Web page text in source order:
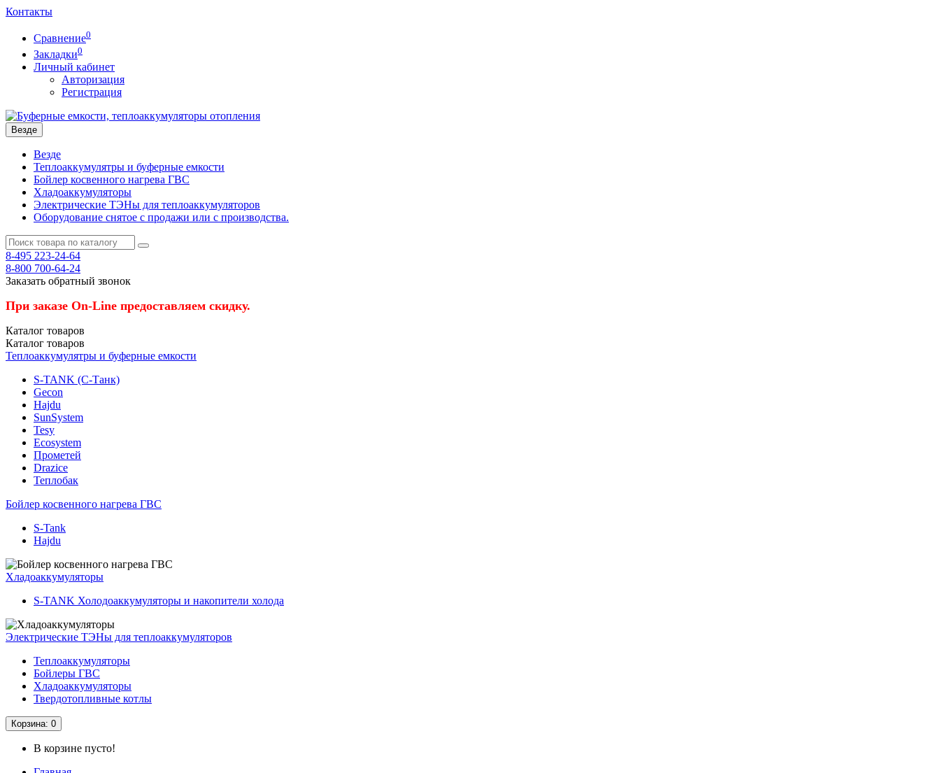
Контакты
Сравнение0
Закладки0
Личный кабинет
Авторизация
Регистрация
Везде
Везде
Теплоаккумулятры и буферные емкости
Бойлер косвенного нагрева ГВС
Хладоаккумуляторы
Электрические ТЭНы для теплоаккумуляторов
Оборудование снятое с продажи или с производства.
8-495 223-24-64
8-800 700-64-24
Заказать обратный звонок
При заказе On-Line предоставляем скидку.
Каталог товаров
Каталог товаров
Теплоаккумулятры и буферные емкости
S-TANK (С-Танк)
Gecon
Hajdu
SunSystem
Tesy
Ecosystem
Прометей
Drazice
Теплобак
Бойлер косвенного нагрева ГВС
S-Tank
Hajdu
Хладоаккумуляторы
S-TANK Холодоаккумуляторы и накопители холода
Электрические ТЭНы для теплоаккумуляторов
Теплоаккумуляторы
Бойлеры ГВС
Хладоаккумуляторы
Твердотопливные котлы
Корзина: 0
В корзине пусто!